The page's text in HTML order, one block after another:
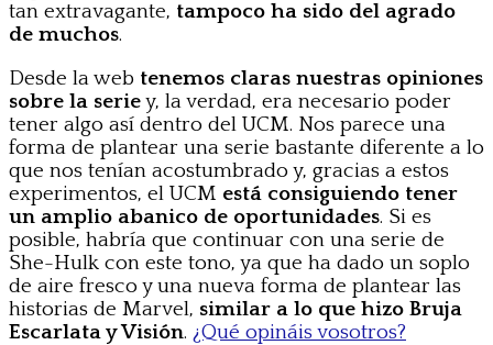
tan extravagante, tampoco ha sido del agrado
de muchos.
Desde la web tenemos claras nuestras opiniones
sobre la seriey, la verdad, era necesario poder
tener algo así dentro del UCM. Nos parece una
forma de plantear una serie bastante diferente a lo
que nos tenían acostumbrado y, gracias a estos
experimentos, el UCM está consiguiendo tener
un amplio abanico de oportunidades. Si es
posible, habría que continuar con una serie de
She-Hulk con este tono, ya que ha dado un soplo
de aire fresco y una nueva forma de plantear las
historias de Marvel, similar a lo que hizo Bruja
Escarlata y Visión. ¿Qué opináis vosotros?